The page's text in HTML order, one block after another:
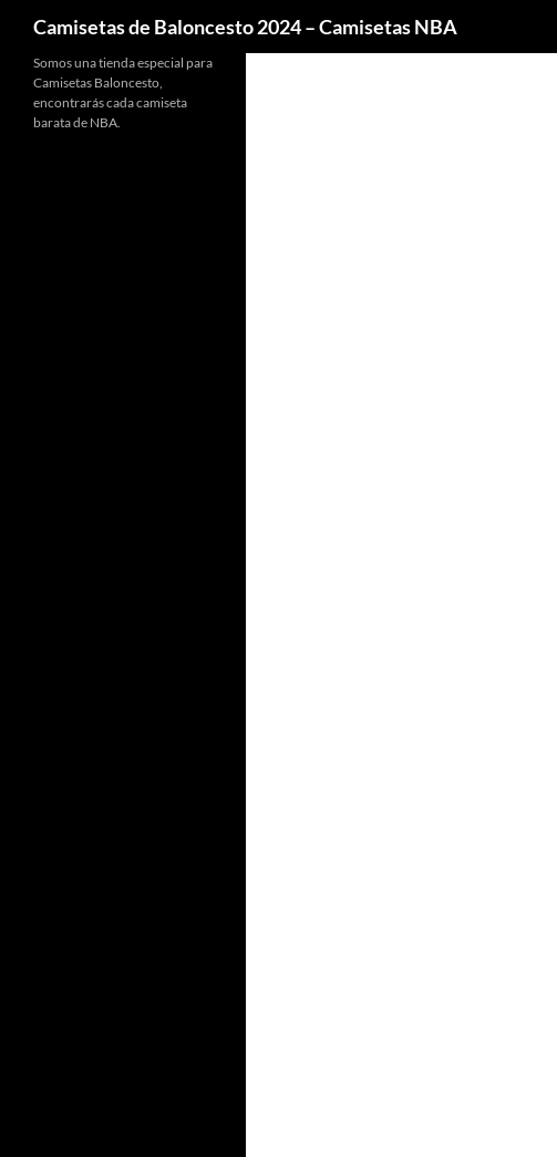
Camisetas de Baloncesto 2024 – Camisetas NBA
Somos una tienda especial para
Camisetas Baloncesto,
encontrarás cada camiseta
barata de NBA.